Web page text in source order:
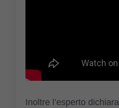
Inoltre l’esperto